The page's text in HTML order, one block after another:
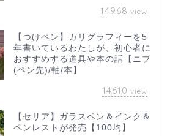
14968 view
【つけペン】カリグラフィーを5
年書いているわたしが、初心者に
おすすめする道具や本の話【ニブ
(ペン先)/軸/本】
14610 view
【セリア】ガラスペン＆インク＆
ペンレストが発売【100均】